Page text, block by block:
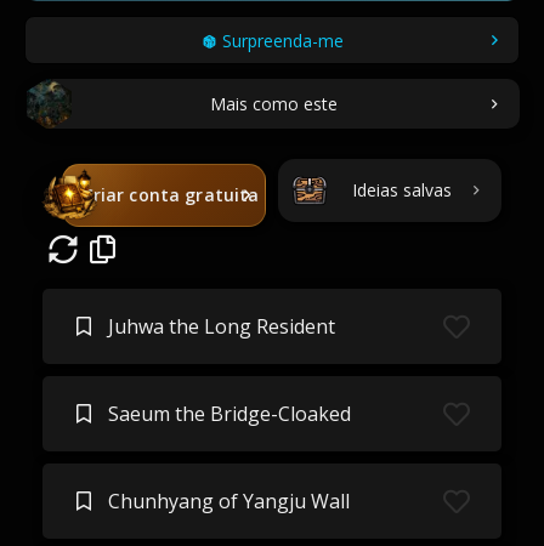
Surpreenda-me
Mais como este
Criar conta gratuita Ideias salvas
Juhwa the Long Resident
Saeum the Bridge-Cloaked
Chunhyang of Yangju Wall